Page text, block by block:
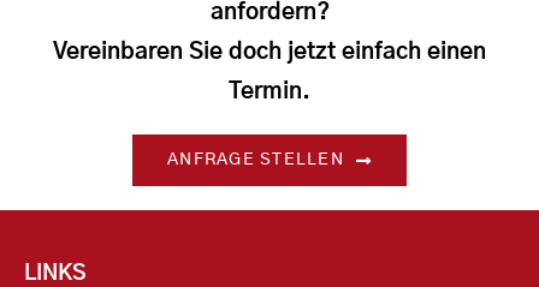
anfordern?
Vereinbaren Sie doch jetzt einfach einen
Termin.
ANFRAGE STELLEN
LINKS